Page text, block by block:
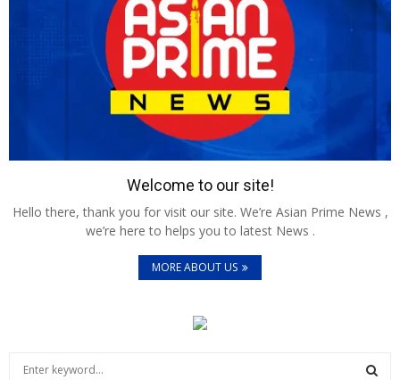
Welcome to our site!
Hello there, thank you for visit our site. We’re Asian Prime News ,
we’re here to helps you to latest News .
MORE ABOUT US